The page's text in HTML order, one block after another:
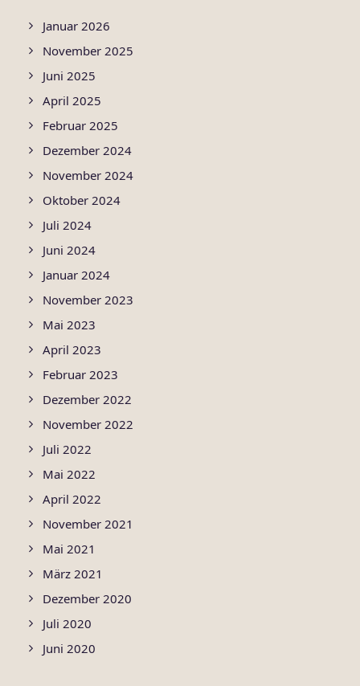
Januar 2026
November 2025
Juni 2025
April 2025
Februar 2025
Dezember 2024
November 2024
Oktober 2024
Juli 2024
Juni 2024
Januar 2024
November 2023
Mai 2023
April 2023
Februar 2023
Dezember 2022
November 2022
Juli 2022
Mai 2022
April 2022
November 2021
Mai 2021
März 2021
Dezember 2020
Juli 2020
Juni 2020